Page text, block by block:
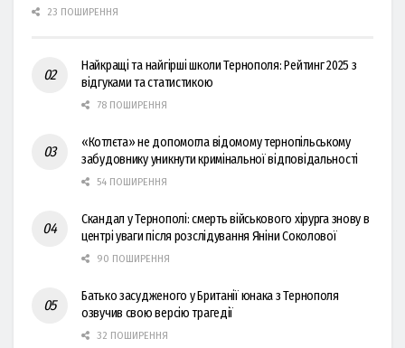
23 ПОШИРЕННЯ
Найкращі та найгірші школи Тернополя: Рейтинг 2025 з
відгуками та статистикою
78 ПОШИРЕННЯ
«Котлєта» не допомогла відомому тернопільському
забудовнику уникнути кримінальної відповідальності
54 ПОШИРЕННЯ
Скандал у Тернополі: смерть військового хірурга знову в
центрі уваги після розслідування Яніни Соколової
90 ПОШИРЕННЯ
Батько засудженого у Британії юнака з Тернополя
озвучив свою версію трагедії
32 ПОШИРЕННЯ